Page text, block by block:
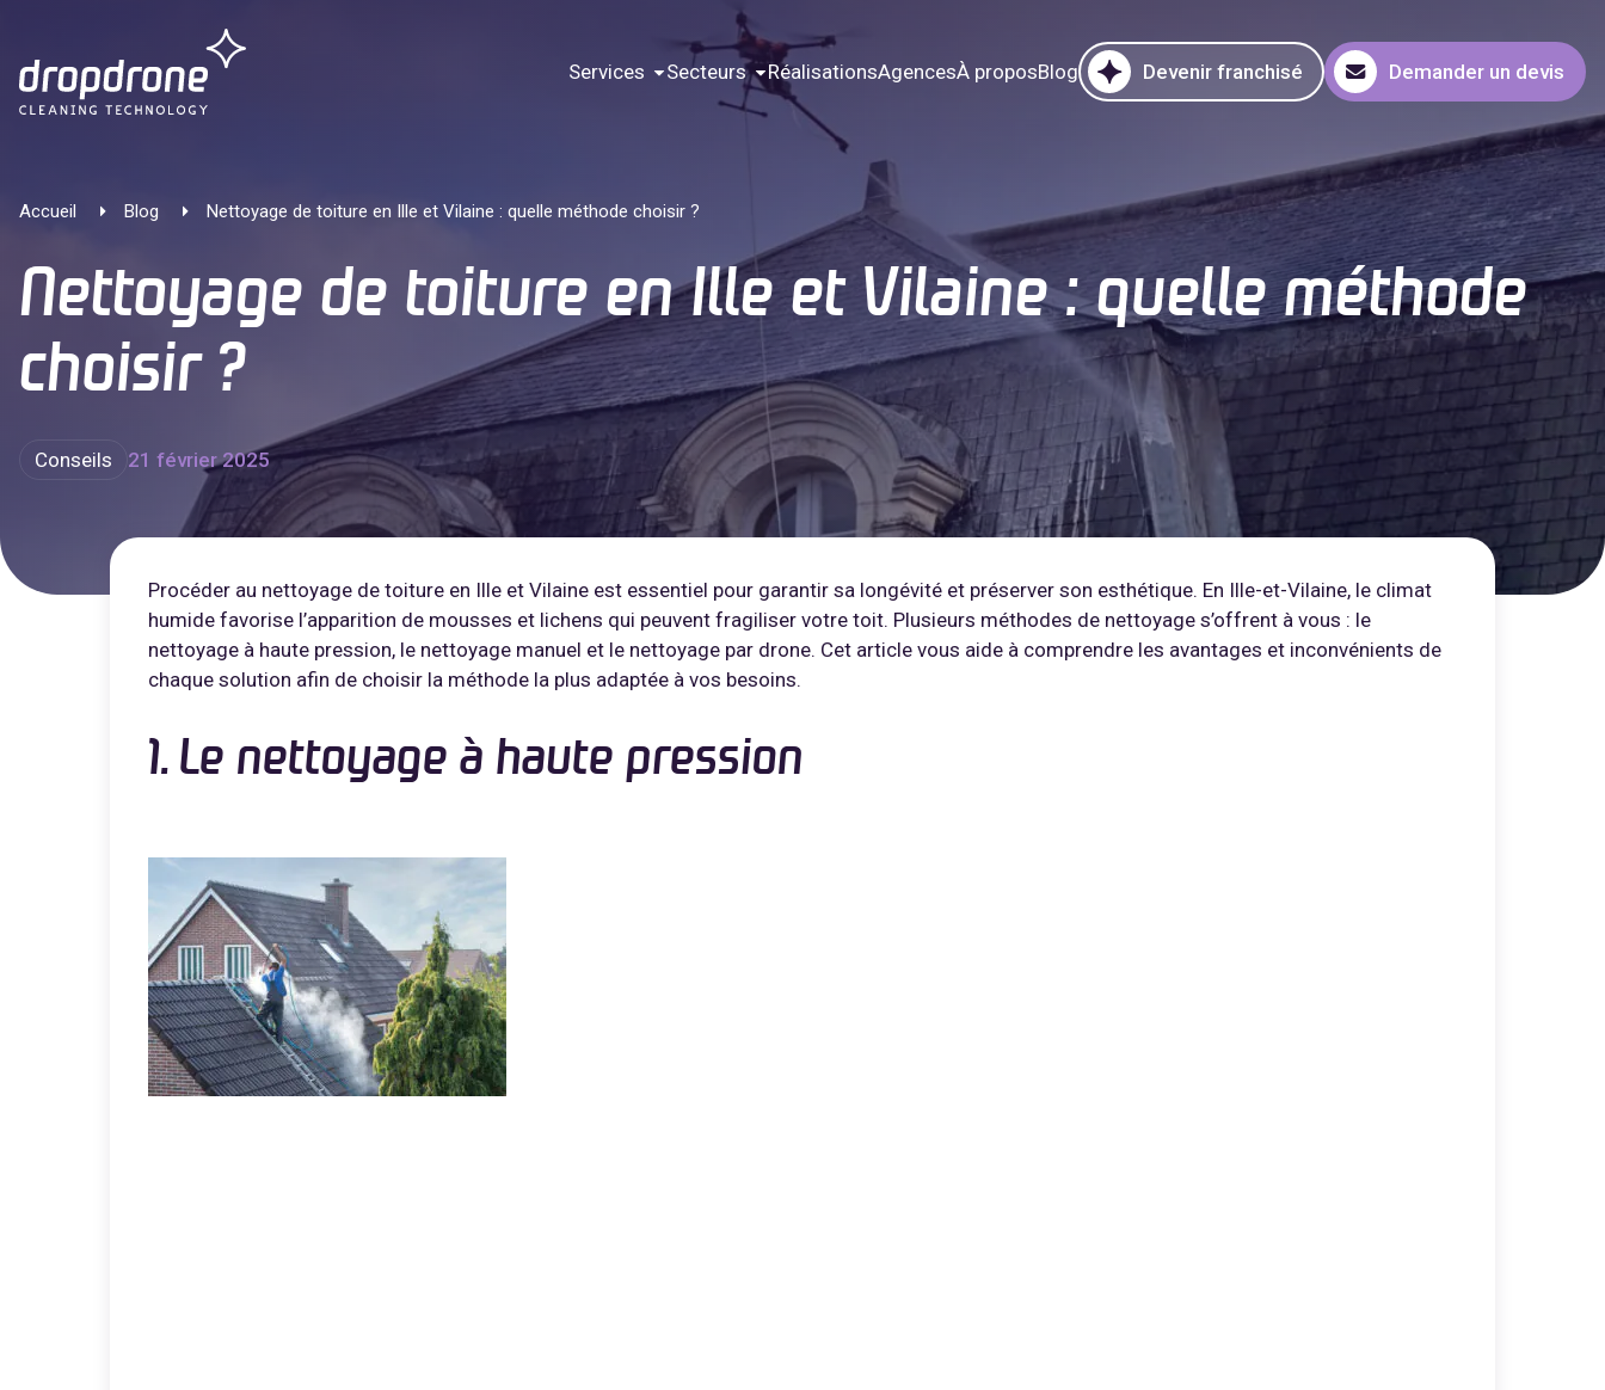
Services Secteurs RéalisationsAgencesÀ proposBlog Devenir franchisé Demander un devis
Nettoyage de toiture en Ille et Vilaine : quelle méthode
choisir ?
Conseils 21 février 2025
Accueil Blog Nettoyage de toiture en Ille et Vilaine : quelle méthode choisir ?
Procéder au nettoyage de toiture en Ille et Vilaine est essentiel pour garantir sa longévité et préserver son esthétique. En Ille-et-Vilaine, le climat
humide favorise l’apparition de mousses et lichens qui peuvent fragiliser votre toit. Plusieurs méthodes de nettoyage s’offrent à vous : le
nettoyage à haute pression, le nettoyage manuel et le nettoyage par drone. Cet article vous aide à comprendre les avantages et inconvénients de
chaque solution afin de choisir la méthode la plus adaptée à vos besoins.
1. Le nettoyage à haute pression